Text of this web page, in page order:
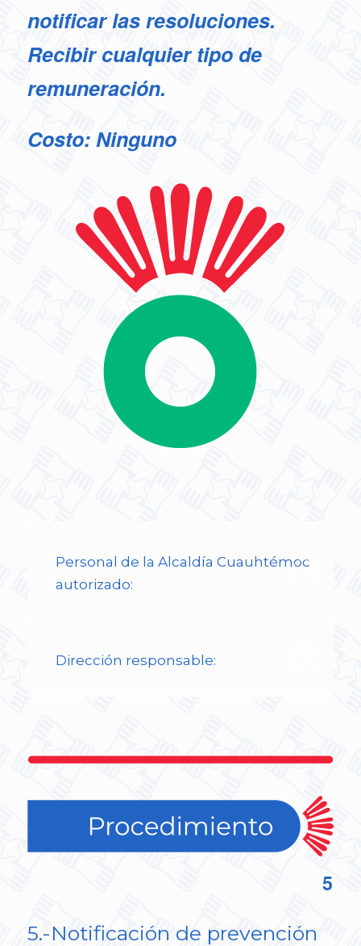
notificar las resoluciones.
Recibir cualquier tipo de
remuneración.
Costo: Ninguno
Personal de la Alcaldía Cuauhtémoc
autorizado:
Dirección responsable:
5
5.-Notificación de prevención